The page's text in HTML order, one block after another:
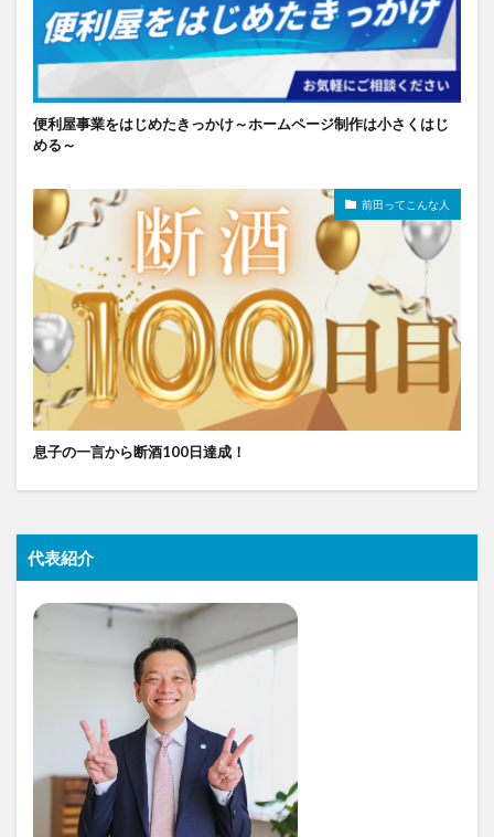
便利屋事業をはじめたきっかけ～ホームページ制作は小さくはじ
める～
前田ってこんな人
息子の一言から断酒100日達成！
代表紹介